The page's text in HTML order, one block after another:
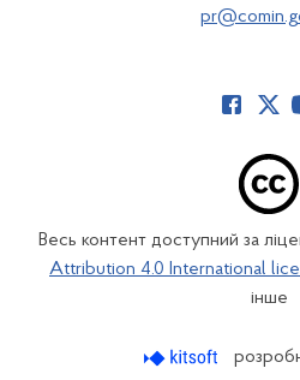
Весь контент доступний за
Attribution 4.0 International
інше